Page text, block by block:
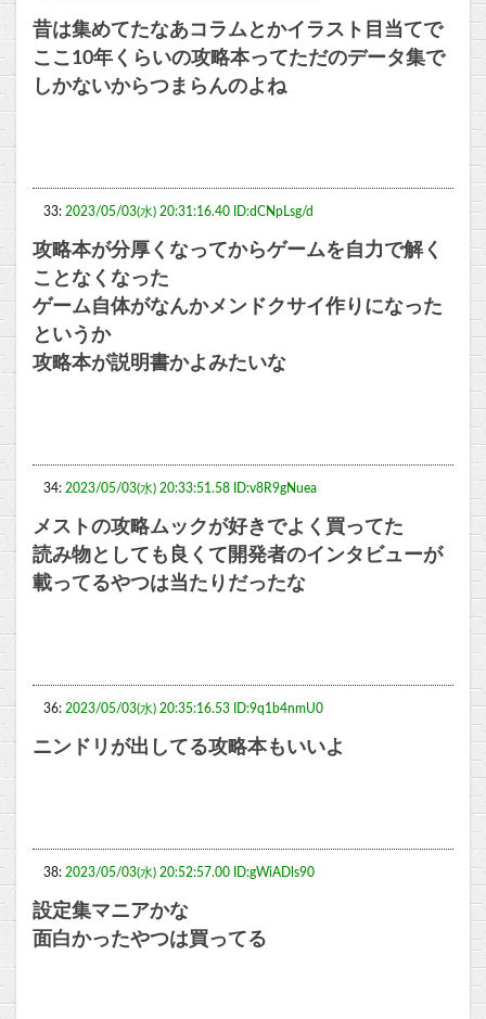
昔は集めてたなあコラムとかイラスト目当てで
ここ10年くらいの攻略本ってただのデータ集で
しかないからつまらんのよね
33: 2023/05/03(水) 20:31:16.40 ID:dCNpLsg/d
攻略本が分厚くなってからゲームを自力で解く
ことなくなった
ゲーム自体がなんかメンドクサイ作りになった
というか
攻略本が説明書かよみたいな
34: 2023/05/03(水) 20:33:51.58 ID:v8R9gNuea
メストの攻略ムックが好きでよく買ってた
読み物としても良くて開発者のインタビューが
載ってるやつは当たりだったな
36: 2023/05/03(水) 20:35:16.53 ID:9q1b4nmU0
ニンドリが出してる攻略本もいいよ
38: 2023/05/03(水) 20:52:57.00 ID:gWiADls90
設定集マニアかな
面白かったやつは買ってる